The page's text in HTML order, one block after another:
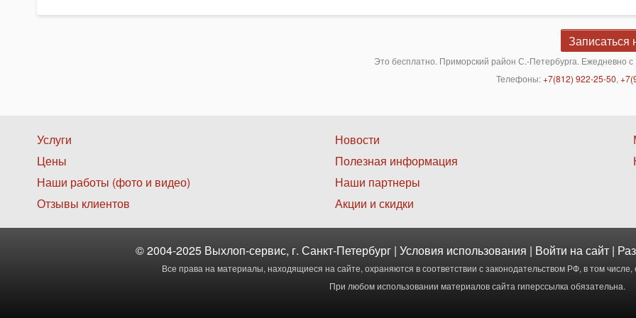
Записаться
Это бесплатно. Приморский район С.-Петербурга. Ежедневно с
Телефоны:+7(812) 922-25-50,
Нижнее
меню
1
Услуги
Цены
Наши работы (фото и видео)
Отзывы клиентов
Нижнее
меню
2
Новости
Полезная информация
Наши партнеры
Акции и скидки
© 2004-2025 Выхлоп-сервис, г. Санкт-Петербург | Условия использования | Войти на сайт |
Все права на материалы, находящиеся на сайте, охраняются в соответствии с законодательством РФ, в том
При любом использовании материалов сайта гиперссылка обязательна.